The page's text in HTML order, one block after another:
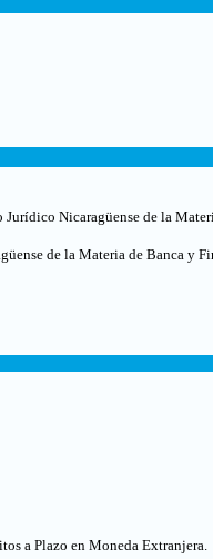
Nicaragüense de la
de la Materia de Banca y
a Plazo en Moneda Extranjera.